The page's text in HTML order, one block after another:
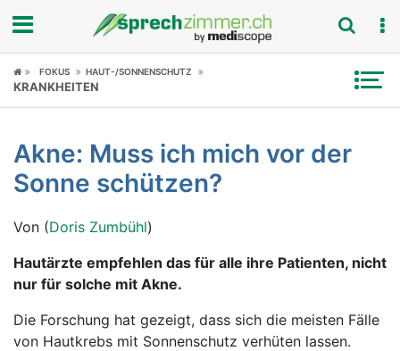
Fokus
Symptome
Ratgeber
Rubriken
FOKUS HAUT-/SONNENSCHUTZ
KRANKHEITEN
Akne: Muss ich mich vor der
Sonne schützen?
Von (Doris Zumbühl)
Hautärzte empfehlen das für alle ihre Patienten, nicht
nur für solche mit Akne.
Die Forschung hat gezeigt, dass sich die meisten Fälle
von Hautkrebs mit Sonnenschutz verhüten lassen.